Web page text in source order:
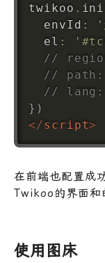
twikoo .
  envId
: '
  el
:
//
// path:
// lang:
} )
</script>
在前端也配置成
Twikoo的界面和
使用图床